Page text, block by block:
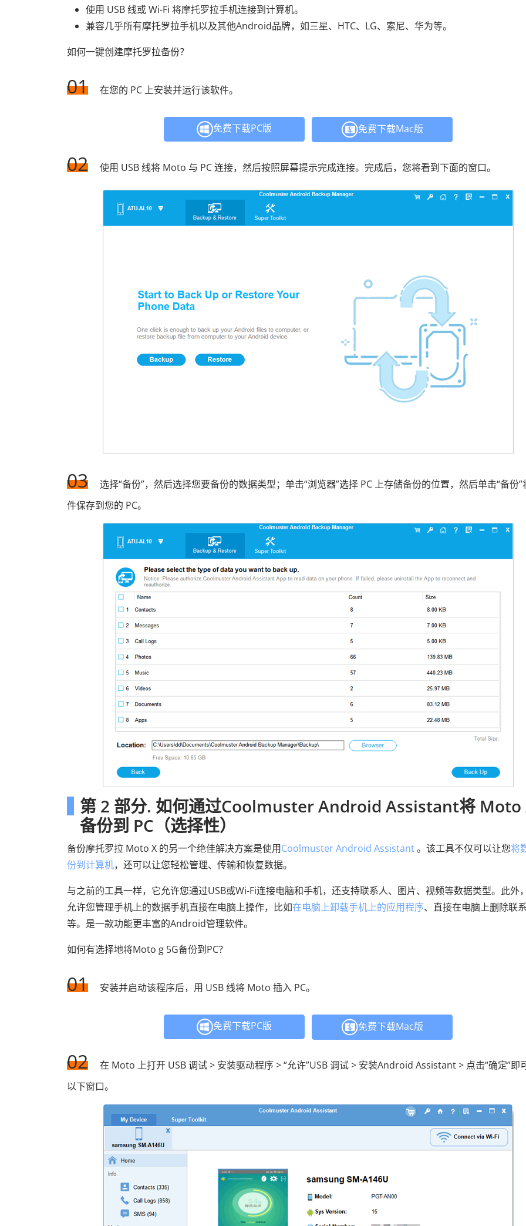
使用 USB 线或 Wi-Fi 将摩托罗拉手机连接到计算机。
兼容几乎所有摩托罗拉手机以及其他Android品牌，如三星、HTC、LG、索尼、华为等。
如何一键创建摩托罗拉备份？
01 在您的 PC 上安装并运行该软件。
免费下载PC版 免费下载Mac版
02 使用 USB 线将 Moto 与 PC 连接，然后按照屏幕提示完成连接。完成后，您将看到下面的窗口。
03
选择“备份”，然后选择您要备份的数据类型；单击“浏览器”选择 PC 上存储备份的位置，然后单击“备份”
件保存到您的 PC。
第 2 部分. 如何通过Coolmuster Android Assistant将 Moto
备份到 PC（选择性）
备份摩托罗拉 Moto X 的另一个绝佳解决方案是使用Coolmuster Android Assistant。该工具不仅可以让您将
份到计算机，还可以让您轻松管理、传输和恢复数据。
与之前的工具一样，它允许您通过USB或Wi-Fi连接电脑和手机，还支持联系人、图片、视频等数据类型。此外
允许您管理手机上的数据手机直接在电脑上操作，比如在电脑上卸载手机上的应用程序、直接在电脑上删除联
等。是一款功能更丰富的Android管理软件。
如何有选择地将Moto g 5G备份到PC？
01 安装并启动该程序后，用 USB 线将 Moto 插入 PC。
免费下载PC版 免费下载Mac版
02
在 Moto 上打开 USB 调试 > 安装驱动程序 > “允许”USB 调试 > 安装Android Assistant > 点击“确定”即
以下窗口。